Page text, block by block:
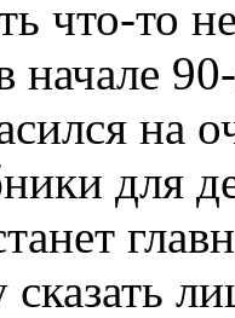
что-то
начале
на
для
сказать